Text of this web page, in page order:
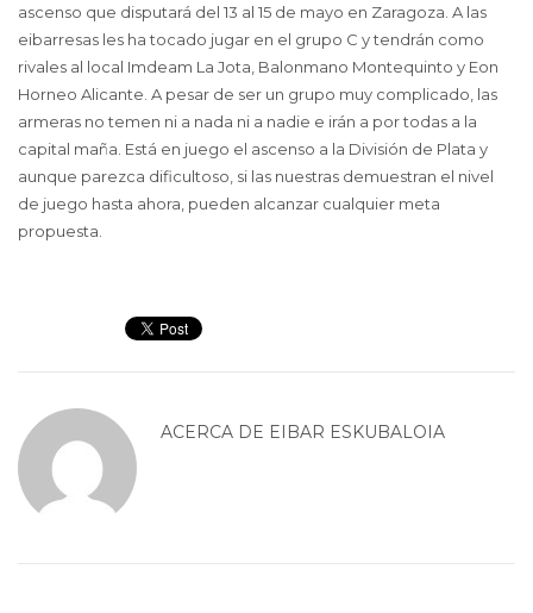
ascenso que disputará del 13 al 15 de mayo en Zaragoza. A las
eibarresas les ha tocado jugar en el grupo C y tendrán como
rivales al local Imdeam La Jota, Balonmano Montequinto y Eon
Horneo Alicante. A pesar de ser un grupo muy complicado, las
armeras no temen ni a nada ni a nadie e irán a por todas a la
capital maña. Está en juego el ascenso a la División de Plata y
aunque parezca dificultoso, si las nuestras demuestran el nivel
de juego hasta ahora, pueden alcanzar cualquier meta
propuesta.
ACERCA DE EIBAR ESKUBALOIA